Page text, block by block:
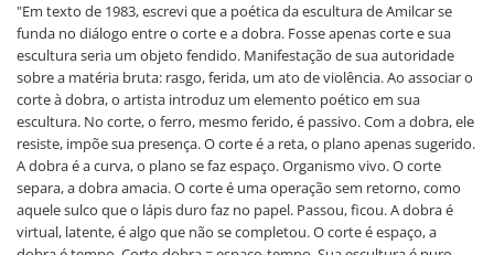
"Em texto de 1983, escrevi que a poética da escultura de Amilcar se
funda no diálogo entre o corte e a dobra. Fosse apenas corte e sua
escultura seria um objeto fendido. Manifestação de sua autoridade
sobre a matéria bruta: rasgo, ferida, um ato de violência. Ao associar o
corte à dobra, o artista introduz um elemento poético em sua
escultura. No corte, o ferro, mesmo ferido, é passivo. Com a dobra, ele
resiste, impõe sua presença. O corte é a reta, o plano apenas sugerido.
A dobra é a curva, o plano se faz espaço. Organismo vivo. O corte
separa, a dobra amacia. O corte é uma operação sem retorno, como
aquele sulco que o lápis duro faz no papel. Passou, ficou. A dobra é
virtual, latente, é algo que não se completou. O corte é espaço, a